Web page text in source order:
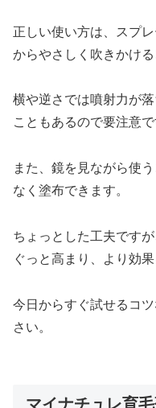
正しい使い方は、スプ
からやさしく吹きかける
横や逆さでは噴射力が
こともあるので要注意で
また、鏡を見ながら使
なく塗布できます。
ちょっとした工夫です
ぐっと高まり、より効
今日からすぐ試せるコ
さい。
マイナチュレ育